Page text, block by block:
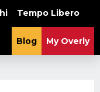
Tempo Libero
My Overly
Blog